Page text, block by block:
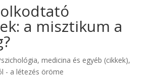
a misztikum a
medicina és egyéb (cikkek),
- a létezés öröme